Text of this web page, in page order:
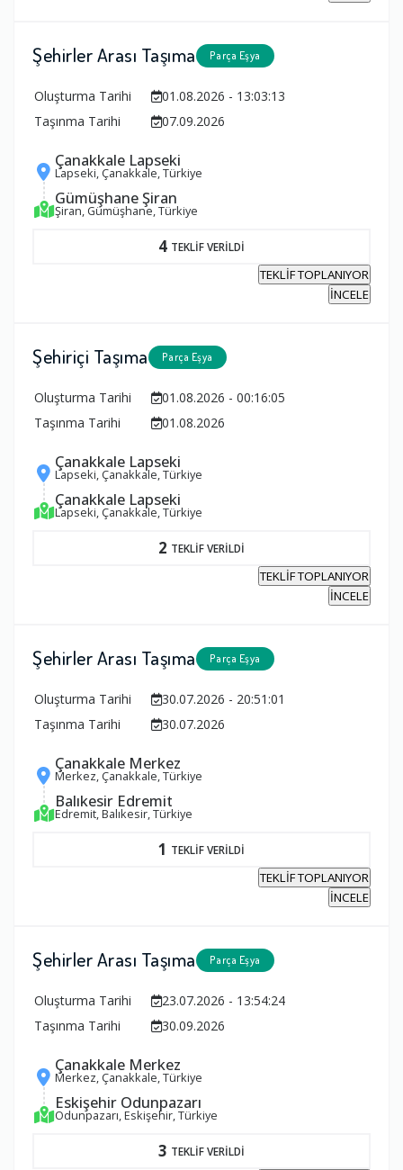
Şehirler Arası Taşıma Parça Eşya
Oluşturma Tarihi
01.08.2026 - 13:03:13
Taşınma Tarihi
07.09.2026
Çanakkale Lapseki
Lapseki, Çanakkale, Türkiye
Gümüşhane Şiran
Şiran, Gümüşhane, Türkiye
4 TEKLİF VERİLDİ
TEKLİF TOPLANIYOR
İNCELE
Şehiriçi Taşıma Parça Eşya
Oluşturma Tarihi
01.08.2026 - 00:16:05
Taşınma Tarihi
01.08.2026
Çanakkale Lapseki
Lapseki, Çanakkale, Türkiye
Çanakkale Lapseki
Lapseki, Çanakkale, Türkiye
2 TEKLİF VERİLDİ
TEKLİF TOPLANIYOR
İNCELE
Şehirler Arası Taşıma Parça Eşya
Oluşturma Tarihi
30.07.2026 - 20:51:01
Taşınma Tarihi
30.07.2026
Çanakkale Merkez
Merkez, Çanakkale, Türkiye
Balıkesir Edremit
Edremit, Balıkesir, Türkiye
1 TEKLİF VERİLDİ
TEKLİF TOPLANIYOR
İNCELE
Şehirler Arası Taşıma Parça Eşya
Oluşturma Tarihi
23.07.2026 - 13:54:24
Taşınma Tarihi
30.09.2026
Çanakkale Merkez
Merkez, Çanakkale, Türkiye
Eskişehir Odunpazarı
Odunpazarı, Eskişehir, Türkiye
3 TEKLİF VERİLDİ